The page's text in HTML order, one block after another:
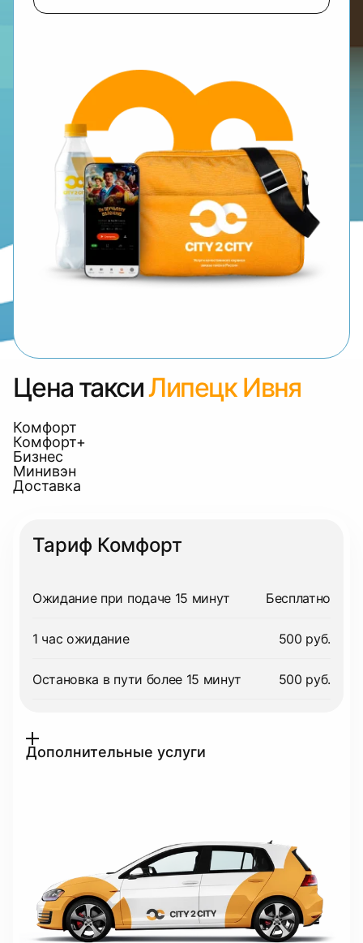
Цена таксиЛипецк Ивня
Комфорт
Комфорт+
Бизнес
Минивэн
Доставка
Тариф Комфорт
Ожидание при подаче 15 минут Бесплатно
1 час ожидание 500 руб.
Остановка в пути более 15 минут 500 руб.
Дополнительные услуги